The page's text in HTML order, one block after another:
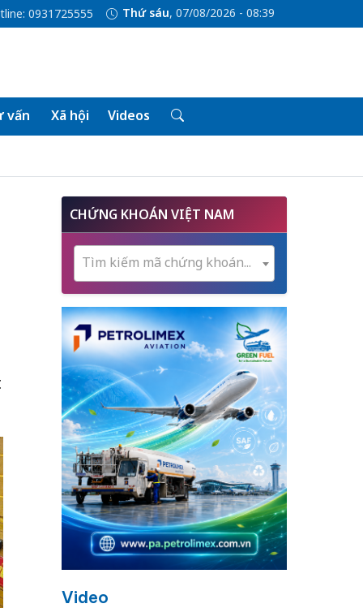
0931725555 Thứ sáu, 07/08/2026 - 08:39
vấn Xã hội Videos
CHỨNG KHOÁN VIỆT NAM
Tìm kiếm mã chứng khoán...
Video